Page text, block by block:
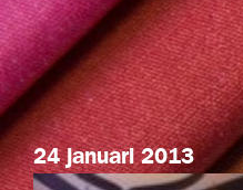
24 januari 2013